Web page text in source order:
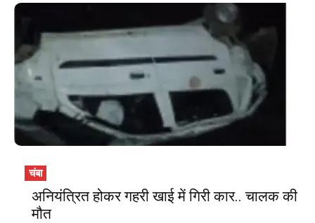
चंबा
अनियंत्रित होकर गहरी खाई में गिरी कार.. चालक की
मौत